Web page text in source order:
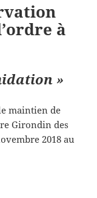
à
»
maintien de
Girondin des
2018 au